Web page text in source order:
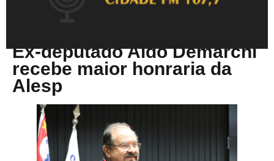
Ex-deputado Aldo Demarchi
recebe maior honraria da
Alesp